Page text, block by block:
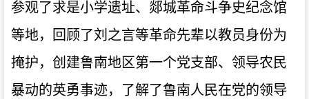
参观了求是小学遗址、郯城革命斗争史纪念馆
等地，回顾了刘之言等革命先辈以教员身份为
掩护，创建鲁南地区第一个党支部、领导农民
暴动的英勇事迹，了解了鲁南人民在党的领导